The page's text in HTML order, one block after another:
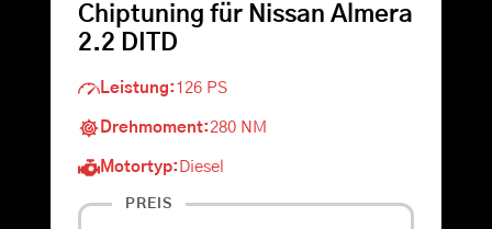
Chiptuning für Nissan Almera
2.2 DITD
Leistung: 126 PS
Drehmoment: 280 NM
Motortyp: Diesel
PREIS